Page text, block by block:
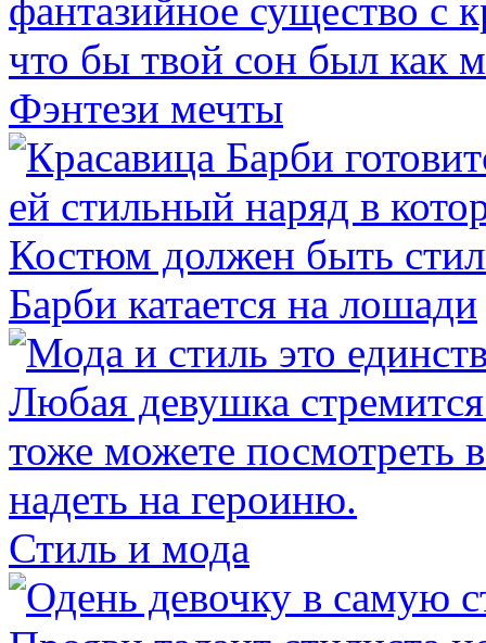
Фэнтези мечты
Барби катается на лошади
Стиль и мода